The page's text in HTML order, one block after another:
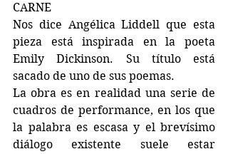
CARNE
Nos dice Angélica Liddell que esta
pieza está inspirada en la poeta
Emily Dickinson. Su título está
sacado de uno de sus poemas.
La obra es en realidad una serie de
cuadros de performance, en los que
la palabra es escasa y el brevísimo
diálogo existente suele estar